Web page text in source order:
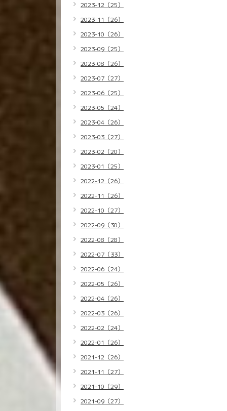
2023-12（25）
2023-11（26）
2023-10（26）
2023-09（25）
2023-08（26）
2023-07（27）
2023-06（25）
2023-05（24）
2023-04（26）
2023-03（27）
2023-02（20）
2023-01（25）
2022-12（26）
2022-11（26）
2022-10（27）
2022-09（30）
2022-08（28）
2022-07（33）
2022-06（24）
2022-05（26）
2022-04（26）
2022-03（26）
2022-02（24）
2022-01（26）
2021-12（26）
2021-11（27）
2021-10（29）
2021-09（27）